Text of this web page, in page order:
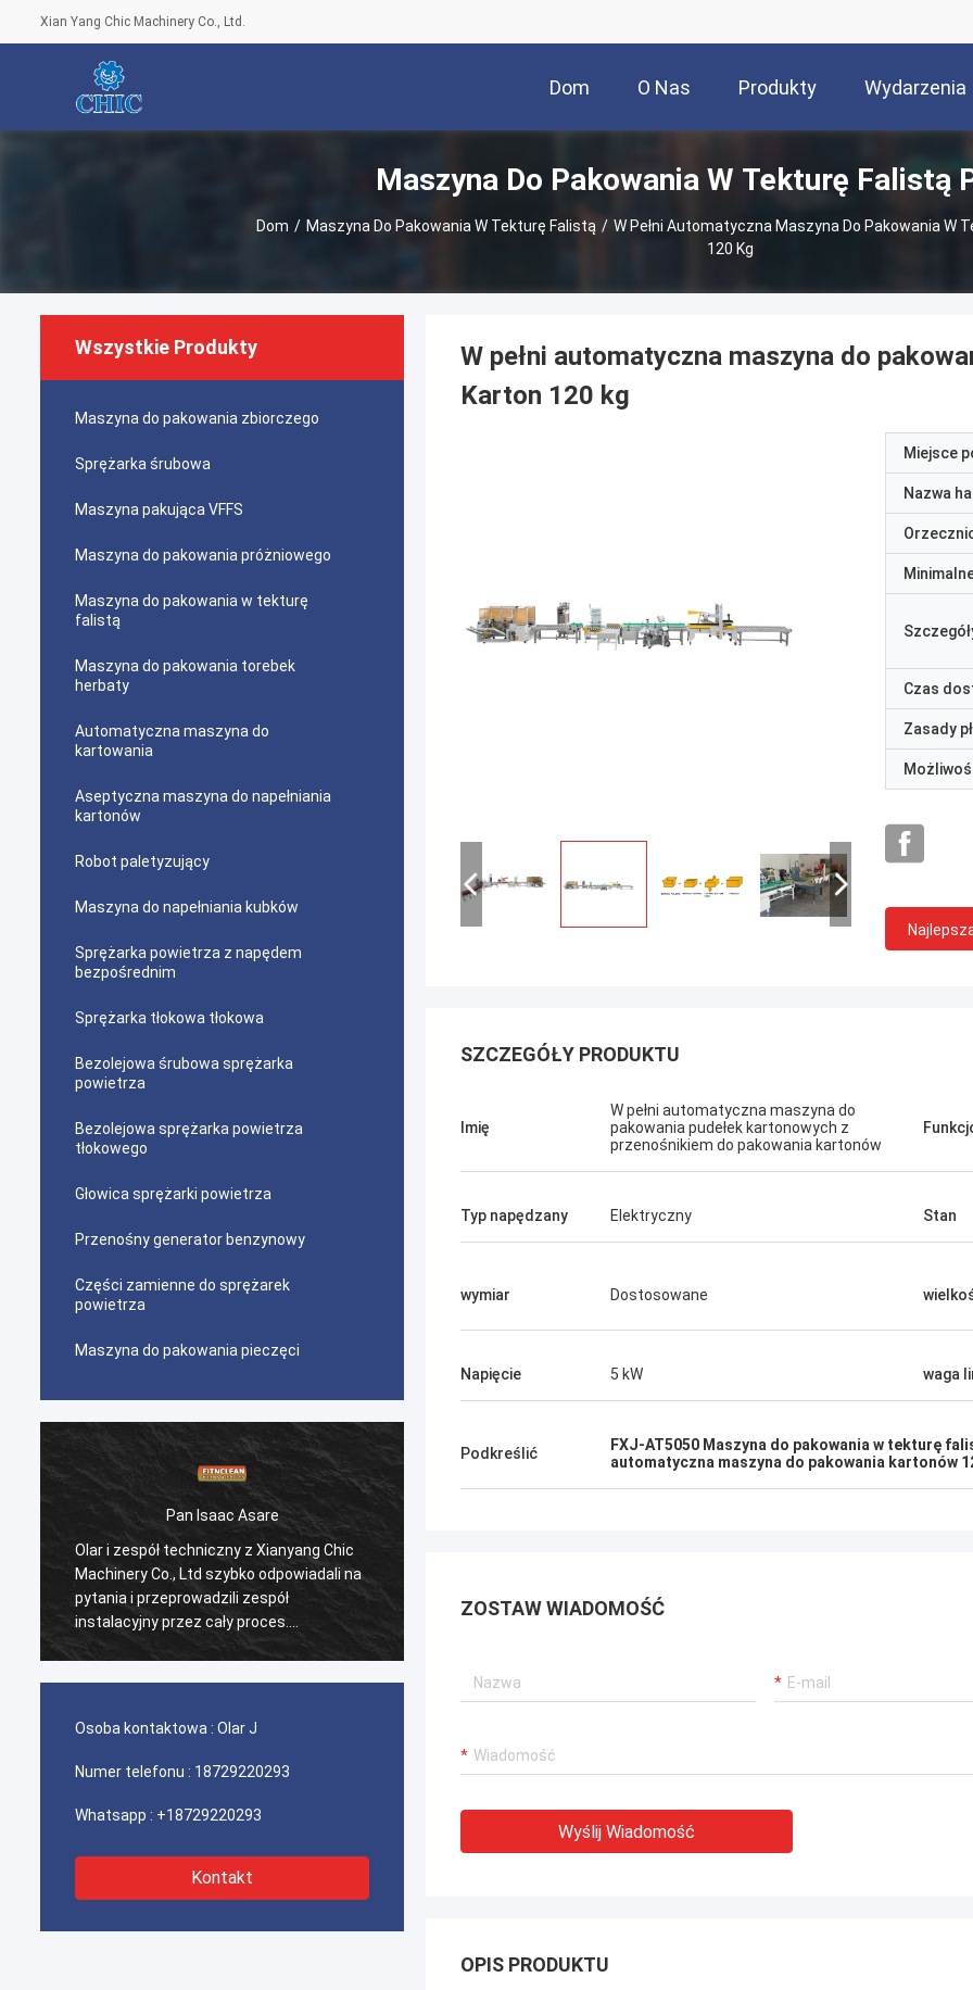
Xian Yang Chic Machinery Co., Ltd.
Dom O Nas Produkty Wydarzenia
Maszyna Do Pakowania W Tekturę Falistą
Dom / Maszyna Do Pakowania W Tekturę Falistą / W Pełni Automatyczna Maszyna Do Pakowania W
120 Kg
Wszystkie Produkty
Maszyna do pakowania zbiorczego
Sprężarka śrubowa
Maszyna pakująca VFFS
Maszyna do pakowania próżniowego
Maszyna do pakowania w tekturę
falistą
Maszyna do pakowania torebek
herbaty
Automatyczna maszyna do
kartowania
Aseptyczna maszyna do napełniania
kartonów
Robot paletyzujący
Maszyna do napełniania kubków
Sprężarka powietrza z napędem
bezpośrednim
Sprężarka tłokowa tłokowa
Bezolejowa śrubowa sprężarka
powietrza
Bezolejowa sprężarka powietrza
tłokowego
Głowica sprężarki powietrza
Przenośny generator benzynowy
Części zamienne do sprężarek
powietrza
Maszyna do pakowania pieczęci
Pan Isaac Asare
Olar i zespół techniczny z Xianyang Chic
Machinery Co., Ltd szybko odpowiadali na
pytania i przeprowadzili zespół
instalacyjny przez cały proces.
Ostatecznie maszyna działa bez zarzutu
pytania i przeprowadzili zespół
instalacyjny przez cały proces.
Osoba kontaktowa : Olar J
Numer telefonu : 18729220293
Whatsapp : +18729220293
Kontakt
W pełni automatyczna maszyna do
Karton 120 kg
Miejsce
Nazwa
Czas
Zasady
SZCZEGÓŁY PRODUKTU
Imię
W pełni automatyczna maszyna do
pakowania pudełek kartonowych z
przenośnikiem do pakowania kartonów
Typ napędzany Elektryczny Stan
wymiar Dostosowane
Napięcie 5 kW waga
Podkreślić FXJ-AT5050 Maszyna do pakowania w tekturę
automatyczna maszyna do pakowania kartonów
ZOSTAW WIADOMOŚĆ
Wyślij Wiadomość
OPIS PRODUKTU